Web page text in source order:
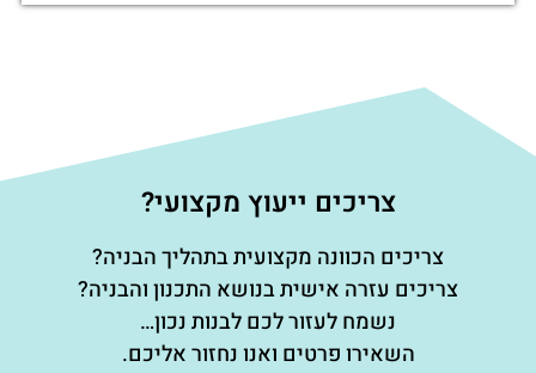
צריכים ייעוץ מקצועי?
צריכים הכוונה מקצועית בתהליך הבניה?
צריכים עזרה אישית בנושא התכנון והבניה?
נשמח לעזור לכם לבנות נכון…
השאירו פרטים ואנו נחזור אליכם.